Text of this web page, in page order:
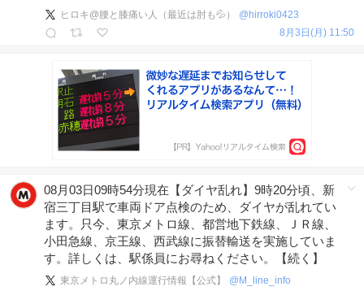
ヒロキ@腰と膝痛い人（最近は肘も💦） @ hirroki0423
8月3日(月) 11:50
08月03日09時54分現在【ダイヤ乱れ】9時20分頃、新
宿三丁目駅で車両ドア点検のため、ダイヤが乱れてい
ます。只今、東京メトロ線、都営地下鉄線、ＪＲ線、
小田急線、京王線、西武線に振替輸送を実施していま
す。詳しくは、駅係員にお尋ねください。【続く】
東京メトロ丸ノ内線運行情報【公式】 @ M_line_info